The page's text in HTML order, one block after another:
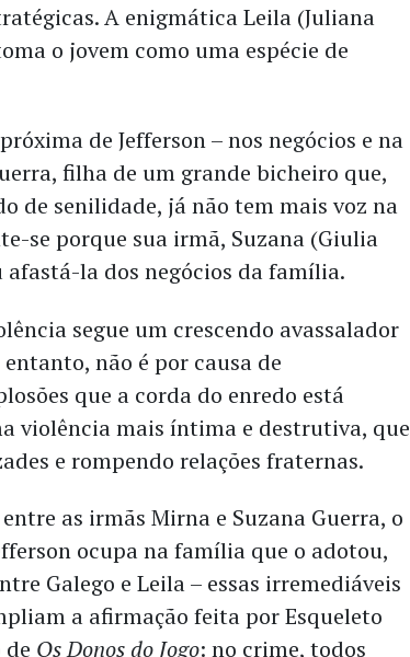
A enigmática Leila (Juliana
o jovem como uma espécie de
de Jefferson – nos negócios e na
filha de um grande bicheiro que,
de senilidade, já não tem mais voz na
se porque sua irmã, Suzana (Giulia
afastá-la dos negócios da família.
segue um crescendo avassalador
não é por causa de
que a corda do enredo está
violência mais íntima e destrutiva, que
e rompendo relações fraternas.
as irmãs Mirna e Suzana Guerra, o
ocupa na família que o adotou,
Galego e Leila – essas irremediáveis
a afirmação feita por Esqueleto
Os Donos do Jogo: no crime, todos